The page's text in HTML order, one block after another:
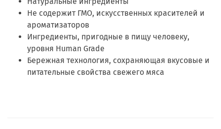
Не содержит ГМО, искусственных красителей и
ароматизаторов
Ингредиенты, пригодные в пищу человеку,
уровня Human Grade
Бережная технология, сохраняющая вкусовые и
питательные свойства свежего мяса